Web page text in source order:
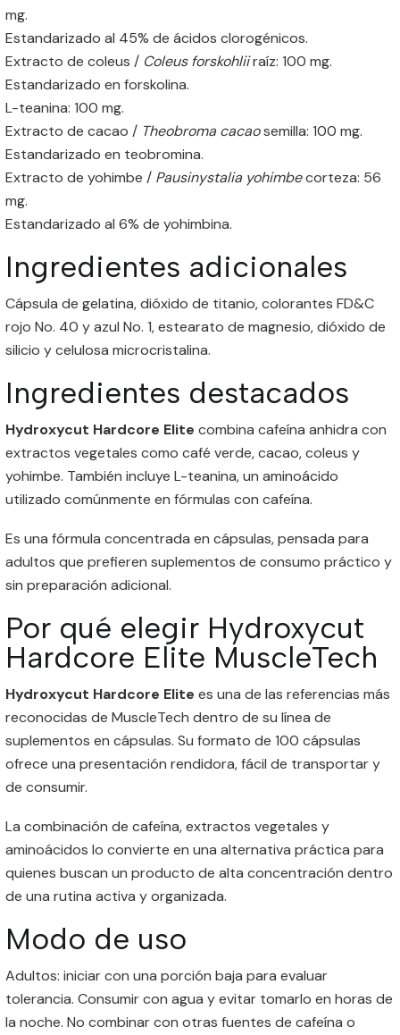
mg.
Estandarizado al 45% de ácidos clorogénicos.
Extracto de coleus / Coleus forskohliiraíz: 100 mg.
Estandarizado en forskolina.
L-teanina: 100 mg.
Extracto de cacao / Theobroma cacaosemilla: 100 mg.
Estandarizado en teobromina.
Extracto de yohimbe / Pausinystalia yohimbecorteza: 56
mg.
Estandarizado al 6% de yohimbina.
Ingredientes adicionales
Cápsula de gelatina, dióxido de titanio, colorantes FD&C
rojo No. 40 y azul No. 1, estearato de magnesio, dióxido de
silicio y celulosa microcristalina.
Ingredientes destacados
Hydroxycut Hardcore Elite combina cafeína anhidra con
extractos vegetales como café verde, cacao, coleus y
yohimbe. También incluye L-teanina, un aminoácido
utilizado comúnmente en fórmulas con cafeína.
Es una fórmula concentrada en cápsulas, pensada para
adultos que prefieren suplementos de consumo práctico y
sin preparación adicional.
Por qué elegir Hydroxycut
Hardcore Elite MuscleTech
Hydroxycut Hardcore Elite es una de las referencias más
reconocidas de MuscleTech dentro de su línea de
suplementos en cápsulas. Su formato de 100 cápsulas
ofrece una presentación rendidora, fácil de transportar y
de consumir.
La combinación de cafeína, extractos vegetales y
aminoácidos lo convierte en una alternativa práctica para
quienes buscan un producto de alta concentración dentro
de una rutina activa y organizada.
Modo de uso
Adultos: iniciar con una porción baja para evaluar
tolerancia. Consumir con agua y evitar tomarlo en horas de
la noche. No combinar con otras fuentes de cafeína o